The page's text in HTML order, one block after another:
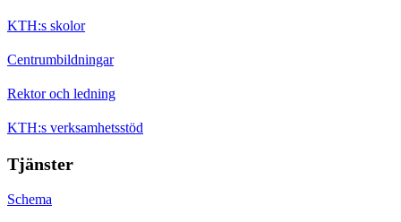
KTH:s skolor
Centrumbildningar
Rektor och ledning
KTH:s verksamhetsstöd
Tjänster
Schema